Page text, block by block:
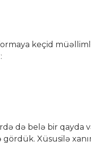
keçid
də belə bir qayda
Xüsusilə